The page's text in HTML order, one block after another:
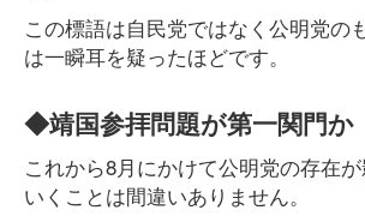
この標語は自民党ではなく公明党の
は一瞬耳を疑ったほどです。
◆靖国参拝問題が第一関門か
これから8月にかけて公明党の存在
いくことは間違いありません。